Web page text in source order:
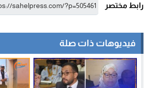
رابط مختصر
فيديوهات ذات صلة